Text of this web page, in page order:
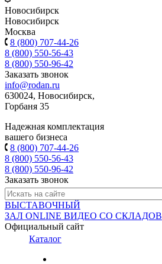
Новосибирск
Новосибирск
Москва
8 (800) 707-44-26
8 (800) 550-56-43
8 (800) 550-96-42
Заказать звонок
info@rodan.ru
630024, Новосибирск,
Горбаня 35
Надежная комплектация
вашего бизнеса
8 (800) 707-44-26
8 (800) 550-56-43
8 (800) 550-96-42
Заказать звонок
ВЫСТАВОЧНЫЙ
ЗАЛ ONLINE ВИДЕО СО СКЛАДОВ
Официальный сайт
Каталог